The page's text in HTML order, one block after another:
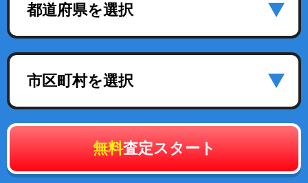
都道府県を選択
市区町村を選択
無料査定スタート